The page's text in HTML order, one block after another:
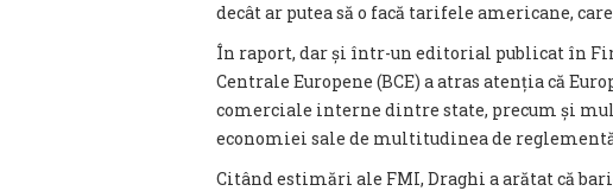
decât ar putea să o facă tarifele americane,
În raport, dar și într-un editorial publicat în
Centrale Europene (BCE) a atras atenția că
comerciale interne dintre state, precum și
economiei sale de multitudinea de
Citând estimări ale FMI, Draghi a arătat că